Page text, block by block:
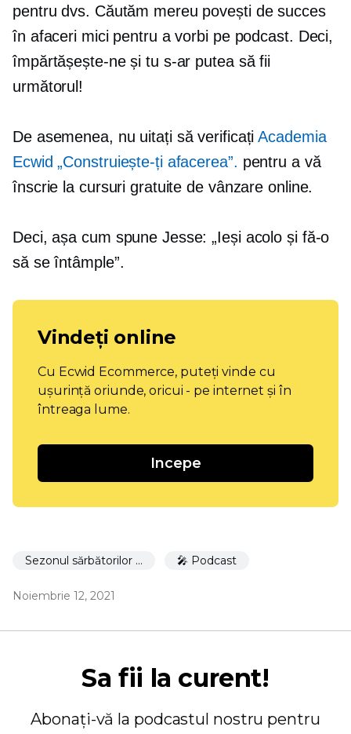
pentru dvs. Căutăm mereu povești de succes
în afaceri mici pentru a vorbi pe podcast. Deci,
împărtășește-ne și tu s-ar putea să fii
următorul!
De asemenea, nu uitați să verificațiAcademia
Ecwid „Construiește-ți afacerea”. pentru a vă
înscrie la cursuri gratuite de vânzare online.
Deci, așa cum spune Jesse: „Ieși acolo și fă-o
să se întâmple”.
Vindeți online
Cu Ecwid Ecommerce, puteți vinde cu
ușurință oriunde, oricui - pe internet și în
întreaga lume.
Incepe
Sezonul sărbătorilor 🎉 🎤 Podcast
Noiembrie 12, 2021
Sa fii la curent!
Abonați-vă la podcastul nostru pentru